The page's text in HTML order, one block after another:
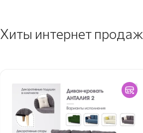
Хиты интернет продаж